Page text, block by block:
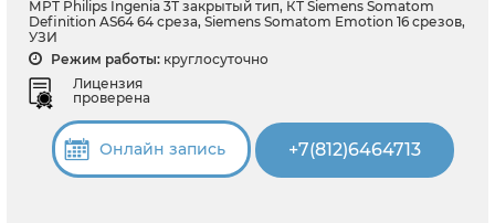
МРТ Philips Ingenia 3Т закрытый тип, КТ Siemens Somatom
Definition AS64 64 среза, Siemens Somatom Emotion 16 срезов,
УЗИ
Режим работы: круглосуточно
Лицензия
проверена
Онлайн запись +7(812)6464713